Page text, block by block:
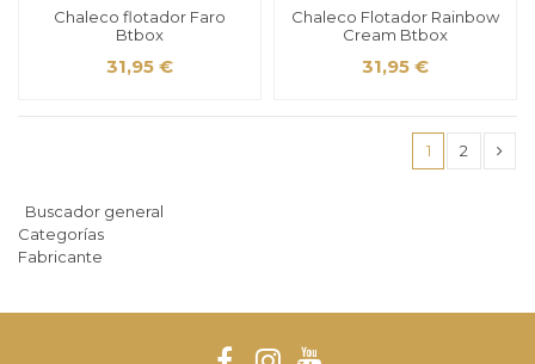
Chaleco flotador Faro
Btbox
31,95 €
Chaleco Flotador Rainbow
Cream Btbox
31,95 €
1 2
Buscador general
Categorías
Fabricante